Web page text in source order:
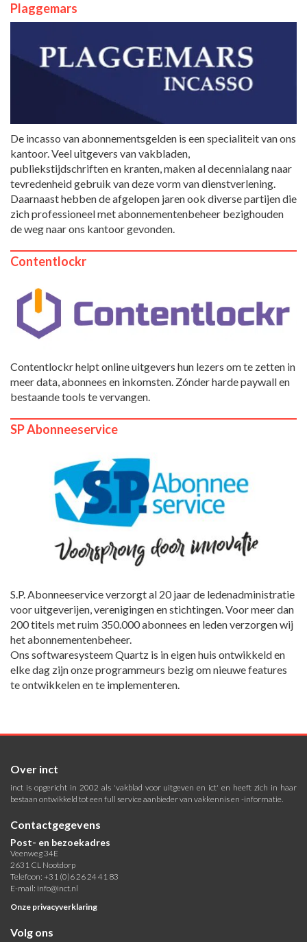
Plaggemars
De incasso van abonnementsgelden is een specialiteit van ons
kantoor. Veel uitgevers van vakbladen,
publiekstijdschriften en kranten, maken al decennialang naar
tevredenheid gebruik van deze vorm van dienstverlening.
Daarnaast hebben de afgelopen jaren ook diverse partijen die
zich professioneel met abonnementenbeheer bezighouden
de weg naar ons kantoor gevonden.
Contentlockr
Contentlockr helpt online uitgevers hun lezers om te zetten in
meer data, abonnees en inkomsten. Zónder harde paywall en
bestaande tools te vervangen.
SP Abonneeservice
S.P. Abonneeservice verzorgt al 20 jaar de ledenadministratie
voor uitgeverijen, verenigingen en stichtingen. Voor meer dan
200 titels met ruim 350.000 abonnees en leden verzorgen wij
het abonnementenbeheer.
Ons softwaresysteem Quartz is in eigen huis ontwikkeld en
elke dag zijn onze programmeurs bezig om nieuwe features
te ontwikkelen en te implementeren.
Over inct
inct is opgericht in 2002 als 'vakblad voor uitgeven en ict' en heeft zich in haar
bestaan ontwikkeld tot een full service aanbieder van vakkennis en -informatie.
Contactgegevens
Post- en bezoekadres
Veenweg 34E
2631 CL Nootdorp
Telefoon: +31 (0)6 26 24 41 83
E-mail: info@inct.nl
Onze privacyverklaring
Volg ons